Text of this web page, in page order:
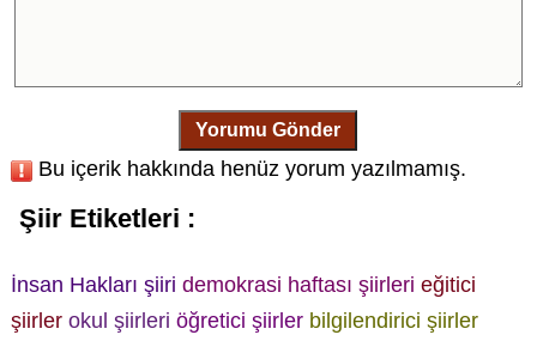
Yorumu Gönder
Bu içerik hakkında henüz yorum yazılmamış.
Şiir Etiketleri :
İnsan Hakları şiiri demokrasi haftası şiirleri eğitici
şiirler okul şiirleri öğretici şiirler bilgilendirici şiirler